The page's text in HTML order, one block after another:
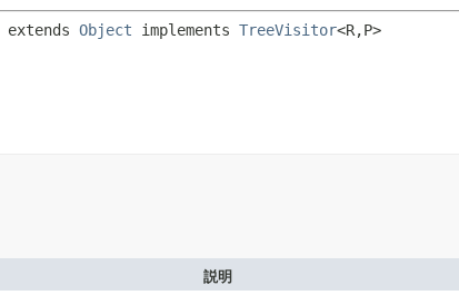
extends Object implements TreeVisitor<R,P>
説明